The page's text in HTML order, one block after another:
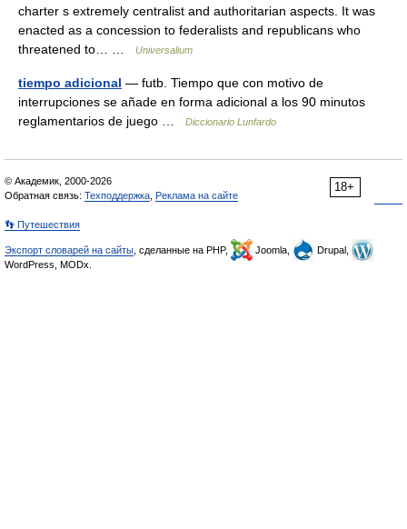
charter s extremely centralist and authoritarian aspects. It was
enacted as a concession to federalists and republicans who
threatened to… …
Universalium
tiempo adicional — futb. Tiempo que con motivo de
interrupciones se añade en forma adicional a los 90 minutos
reglamentarios de juego …
Diccionario Lunfardo
18+
© Академик, 2000-2026
Обратная связь: Техподдержка Реклама на сайте
👣 Путешествия
Экспорт словарей на сайты , сделанные на PHP, Joomla,
Drupal,
WordPress, MODx.